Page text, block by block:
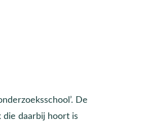
De
daarbij hoort is